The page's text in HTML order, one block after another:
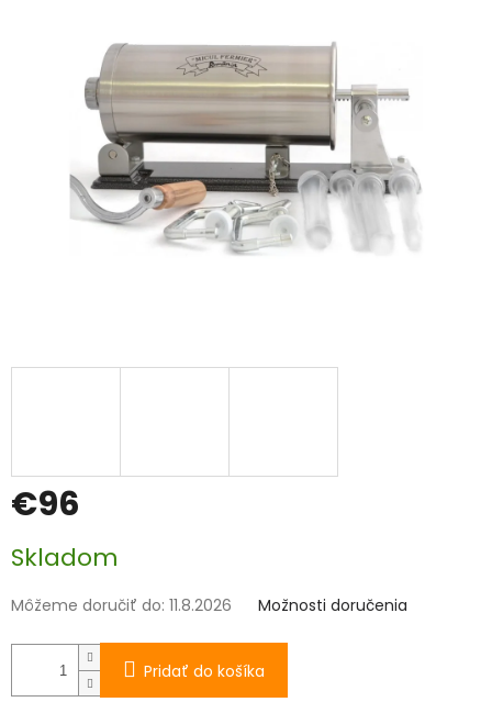
hviezdičiek.
€96
cena:
Skladom
Môžeme doručiť do: 11.8.2026 Možnosti doručenia
Pridať do košíka